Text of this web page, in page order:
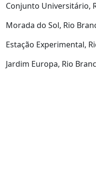
Conjunto Universitário,
Morada do Sol, Rio
Estação Experimental,
Jardim Europa, Rio